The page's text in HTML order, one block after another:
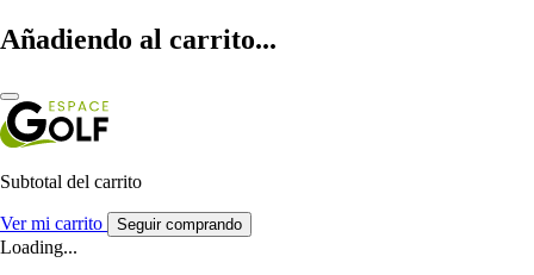
Añadiendo al carrito...
Subtotal del carrito
Ver mi carrito Seguir comprando
Loading...